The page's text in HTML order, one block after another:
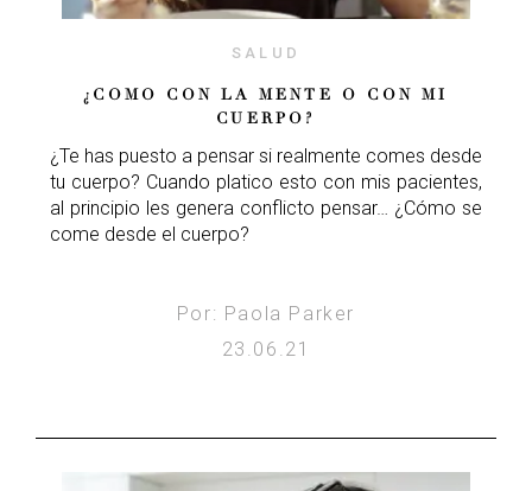
SALUD
¿COMO CON LA MENTE O CON MI
CUERPO?
¿Te has puesto a pensar si realmente comes desde
tu cuerpo? Cuando platico esto con mis pacientes,
al principio les genera conflicto pensar… ¿Cómo se
come desde el cuerpo?
Por: Paola Parker
23.06.21